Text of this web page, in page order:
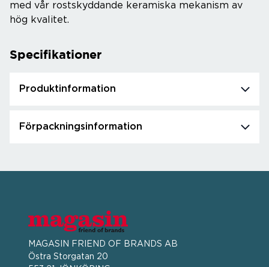
med vår rostskyddande keramiska mekanism av
hög kvalitet.
Specifikationer
Produktinformation
Förpackningsinformation
MAGASIN FRIEND OF BRANDS AB
Östra Storgatan 20